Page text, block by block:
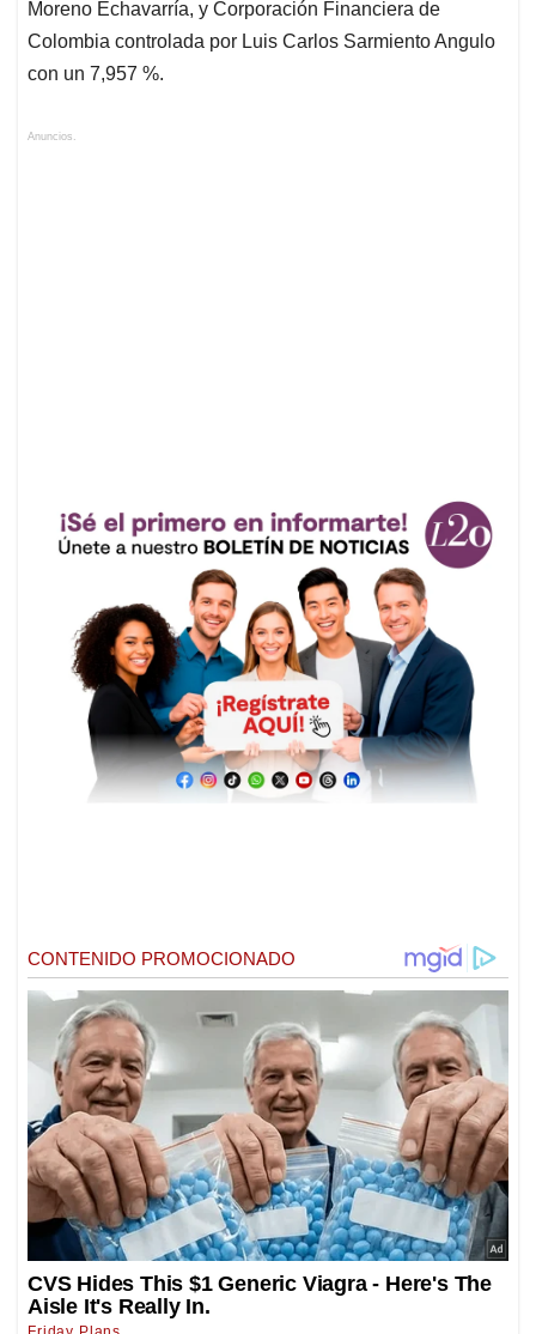
Moreno Echavarría, y Corporación Financiera de
Colombia controlada por Luis Carlos Sarmiento Angulo
con un 7,957 %.
Anuncios.